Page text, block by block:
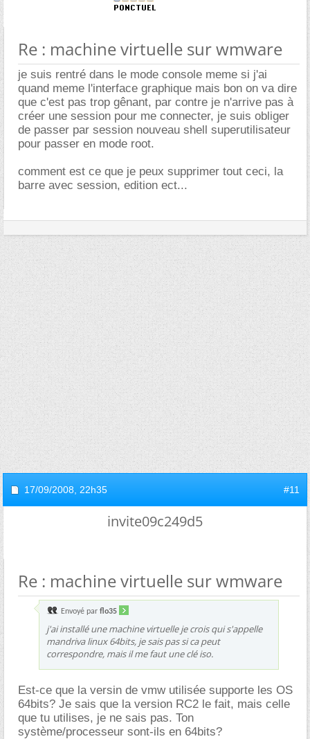
Re : machine virtuelle sur wmware
je suis rentré dans le mode console meme si j'ai
quand meme l'interface graphique mais bon on va dire
que c'est pas trop gênant, par contre je n'arrive pas à
créer une session pour me connecter, je suis obliger
de passer par session nouveau shell superutilisateur
pour passer en mode root.
comment est ce que je peux supprimer tout ceci, la
barre avec session, edition ect...
17/09/2008, 22h35 #11
invite09c249d5
Re : machine virtuelle sur wmware
Envoyé par flo35
j'ai installé une machine virtuelle je crois qui s'appelle
mandriva linux 64bits, je sais pas si ca peut
correspondre, mais il me faut une clé iso.
Est-ce que la versin de vmw utilisée supporte les OS
64bits? Je sais que la version RC2 le fait, mais celle
que tu utilises, je ne sais pas. Ton
système/processeur sont-ils en 64bits?